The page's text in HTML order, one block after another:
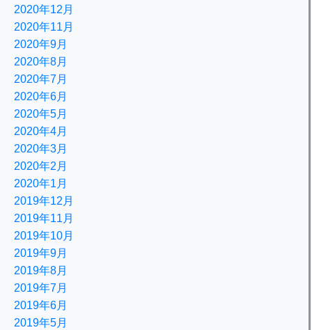
2020年12月
2020年11月
2020年9月
2020年8月
2020年7月
2020年6月
2020年5月
2020年4月
2020年3月
2020年2月
2020年1月
2019年12月
2019年11月
2019年10月
2019年9月
2019年8月
2019年7月
2019年6月
2019年5月